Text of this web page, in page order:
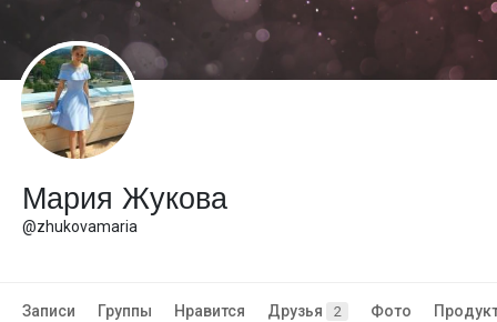
Мария Жукова
@zhukovamaria
Записи Группы Нравится Друзья 2 Фото